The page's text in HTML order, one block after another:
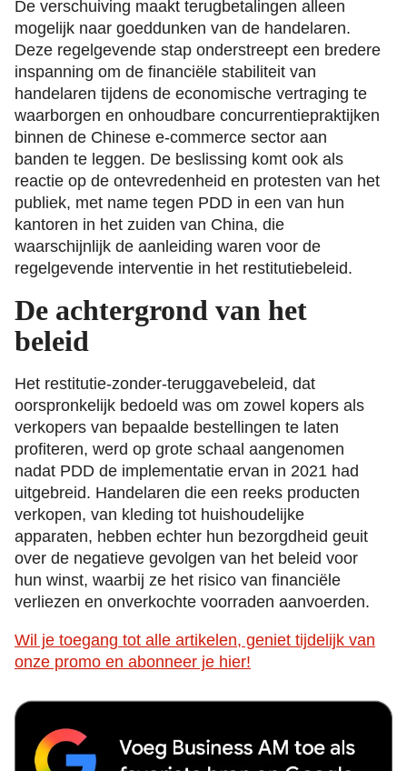
De verschuiving maakt terugbetalingen alleen
mogelijk naar goeddunken van de handelaren.
Deze regelgevende stap onderstreept een bredere
inspanning om de financiële stabiliteit van
handelaren tijdens de economische vertraging te
waarborgen en onhoudbare concurrentiepraktijken
binnen de Chinese e-commerce sector aan
banden te leggen. De beslissing komt ook als
reactie op de ontevredenheid en protesten van het
publiek, met name tegen PDD in een van hun
kantoren in het zuiden van China, die
waarschijnlijk de aanleiding waren voor de
regelgevende interventie in het restitutiebeleid.
De achtergrond van het
beleid
Het restitutie-zonder-teruggavebeleid, dat
oorspronkelijk bedoeld was om zowel kopers als
verkopers van bepaalde bestellingen te laten
profiteren, werd op grote schaal aangenomen
nadat PDD de implementatie ervan in 2021 had
uitgebreid. Handelaren die een reeks producten
verkopen, van kleding tot huishoudelijke
apparaten, hebben echter hun bezorgdheid geuit
over de negatieve gevolgen van het beleid voor
hun winst, waarbij ze het risico van financiële
verliezen en onverkochte voorraden aanvoerden.
Wil je toegang tot alle artikelen, geniet tijdelijk van
onze promo en abonneer je hier!